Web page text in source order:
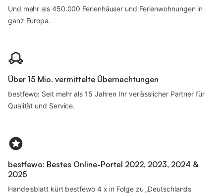
Und mehr als 450.000 Ferienhäuser und Ferienwohnungen in
ganz Europa.
Über 15 Mio. vermittelte Übernachtungen
bestfewo: Seit mehr als 15 Jahren Ihr verlässlicher Partner für
Qualität und Service.
bestfewo: Bestes Online-Portal 2022, 2023, 2024 &
2025
Handelsblatt kürt bestfewo 4 x in Folge zu „Deutschlands